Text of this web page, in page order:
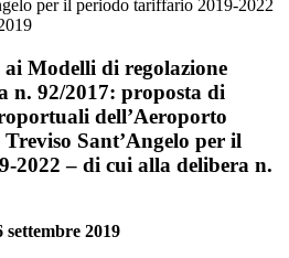
per il periodo tariffario 2019-2022
Modelli di regolazione
n. 92/2017: proposta di
dell’Aeroporto
Sant’Angelo per il
2022 – di cui alla delibera n.
2019